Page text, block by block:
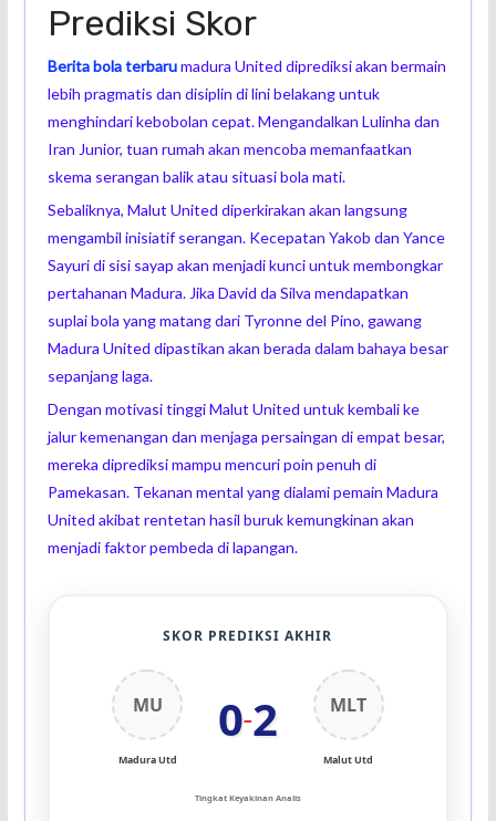
Prediksi Skor
Berita bola terbarumadura United diprediksi akan bermain
lebih pragmatis dan disiplin di lini belakang untuk
menghindari kebobolan cepat. Mengandalkan Lulinha dan
Iran Junior, tuan rumah akan mencoba memanfaatkan
skema serangan balik atau situasi bola mati.
Sebaliknya, Malut United diperkirakan akan langsung
mengambil inisiatif serangan. Kecepatan Yakob dan Yance
Sayuri di sisi sayap akan menjadi kunci untuk membongkar
pertahanan Madura. Jika David da Silva mendapatkan
suplai bola yang matang dari Tyronne del Pino, gawang
Madura United dipastikan akan berada dalam bahaya besar
sepanjang laga.
Dengan motivasi tinggi Malut United untuk kembali ke
jalur kemenangan dan menjaga persaingan di empat besar,
mereka diprediksi mampu mencuri poin penuh di
Pamekasan. Tekanan mental yang dialami pemain Madura
United akibat rentetan hasil buruk kemungkinan akan
menjadi faktor pembeda di lapangan.
SKOR PREDIKSI AKHIR
MU
Madura Utd
0–2 MLT
Malut Utd
Tingkat Keyakinan Analis